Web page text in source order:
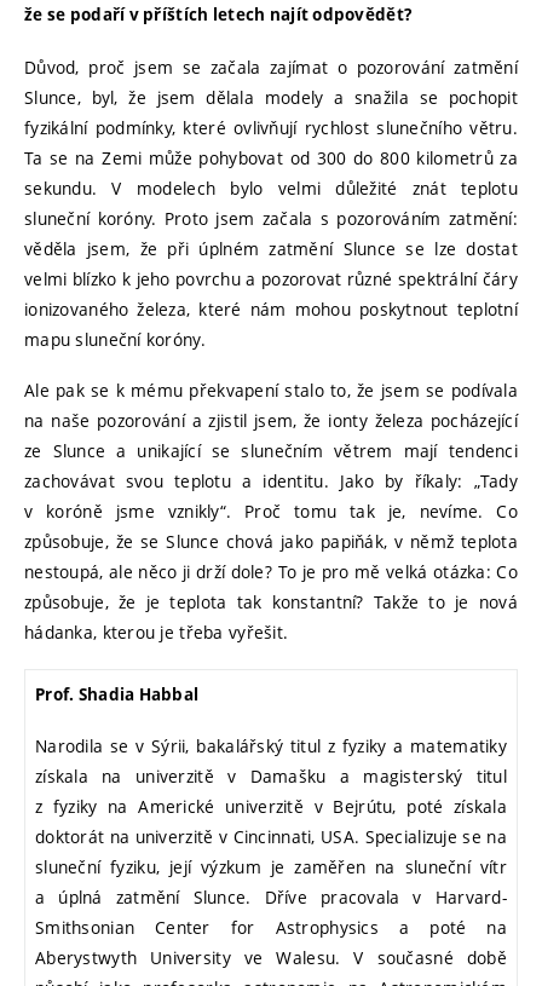
že se podaří v příštích letech najít odpovědět?
Důvod, proč jsem se začala zajímat o pozorování zatmění
Slunce, byl, že jsem dělala modely a snažila se pochopit
fyzikální podmínky, které ovlivňují rychlost slunečního větru.
Ta se na Zemi může pohybovat od 300 do 800 kilometrů za
sekundu. V modelech bylo velmi důležité znát teplotu
sluneční koróny. Proto jsem začala s pozorováním zatmění:
věděla jsem, že při úplném zatmění Slunce se lze dostat
velmi blízko k jeho povrchu a pozorovat různé spektrální čáry
ionizovaného železa, které nám mohou poskytnout teplotní
mapu sluneční koróny.
Ale pak se k mému překvapení stalo to, že jsem se podívala
na naše pozorování a zjistil jsem, že ionty železa pocházející
ze Slunce a unikající se slunečním větrem mají tendenci
zachovávat svou teplotu a identitu. Jako by říkaly: „Tady
v koróně jsme vznikly“. Proč tomu tak je, nevíme. Co
způsobuje, že se Slunce chová jako papiňák, v němž teplota
nestoupá, ale něco ji drží dole? To je pro mě velká otázka: Co
způsobuje, že je teplota tak konstantní? Takže to je nová
hádanka, kterou je třeba vyřešit.
Prof. Shadia Habbal
Narodila se v Sýrii, bakalářský titul z fyziky a matematiky
získala na univerzitě v Damašku a magisterský titul
z fyziky na Americké univerzitě v Bejrútu, poté získala
doktorát na univerzitě v Cincinnati, USA. Specializuje se na
sluneční fyziku, její výzkum je zaměřen na sluneční vítr
a úplná zatmění Slunce. Dříve pracovala v Harvard-
Smithsonian Center for Astrophysics a poté na
Aberystwyth University ve Walesu. V současné době